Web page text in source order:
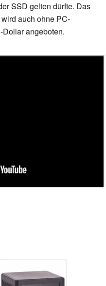
SSD gelten dürfte. Das
auch ohne PC-
angeboten.